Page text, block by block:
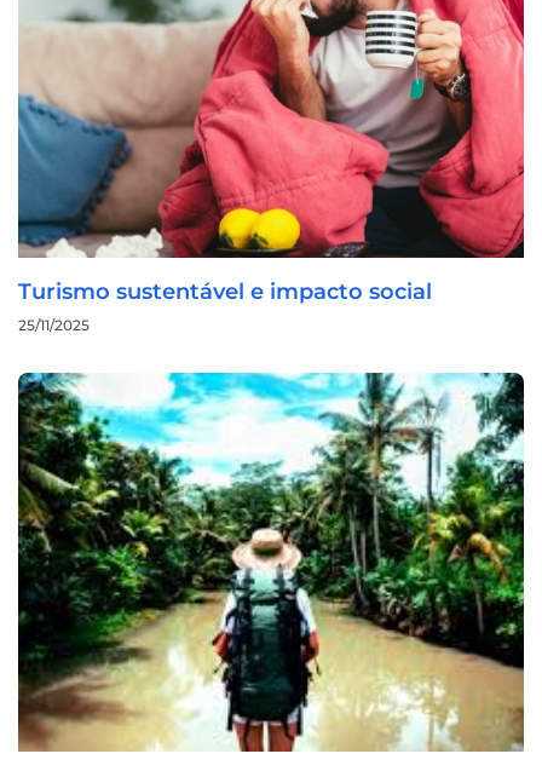
Turismo sustentável e impacto social
25/11/2025